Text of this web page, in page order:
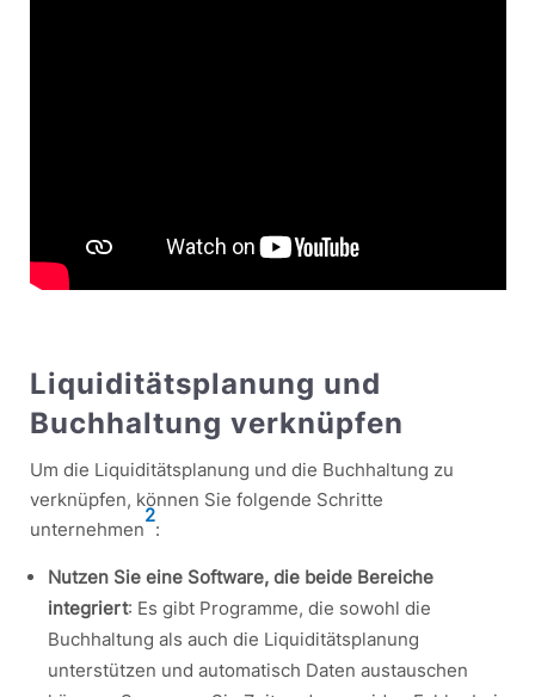
Liquiditätsplanung und
Buchhaltung verknüpfen
Um die Liquiditätsplanung und die Buchhaltung zu
verknüpfen, können Sie folgende Schritte
unternehmen
2
:
Nutzen Sie eine Software, die beide Bereiche
integriert: Es gibt Programme, die sowohl die
Buchhaltung als auch die Liquiditätsplanung
unterstützen und automatisch Daten austauschen